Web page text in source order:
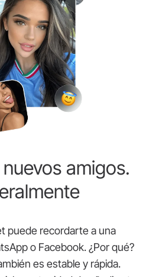
amigos.
puede recordarte a una
o Facebook. ¿Por qué?
es estable y rápida.